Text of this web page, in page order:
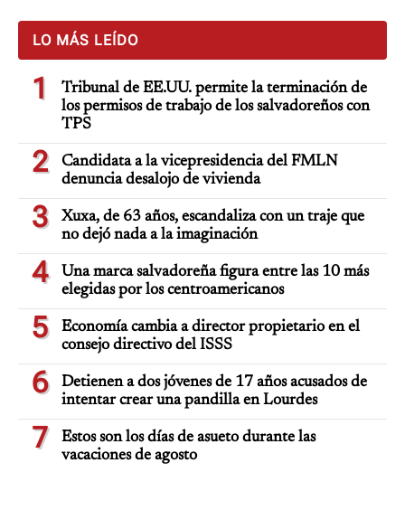
LO MÁS LEÍDO
1
Tribunal de EE.UU. permite la terminación de
los permisos de trabajo de los salvadoreños con
TPS
2
Candidata a la vicepresidencia del FMLN
denuncia desalojo de vivienda
3
Xuxa, de 63 años, escandaliza con un traje que
no dejó nada a la imaginación
4
Una marca salvadoreña figura entre las 10 más
elegidas por los centroamericanos
5
Economía cambia a director propietario en el
consejo directivo del ISSS
6
Detienen a dos jóvenes de 17 años acusados de
intentar crear una pandilla en Lourdes
7
Estos son los días de asueto durante las
vacaciones de agosto